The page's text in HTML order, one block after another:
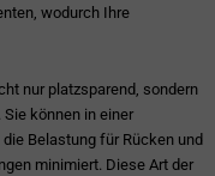
wodurch Ihre
nur platzsparend, sondern
können in einer
Belastung für Rücken und
minimiert. Diese Art der